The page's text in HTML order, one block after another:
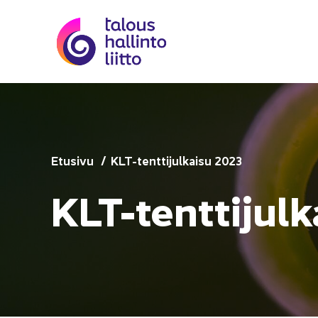
Etusi­vu KLT-​tenttijulkaisu 2023
KLT-​